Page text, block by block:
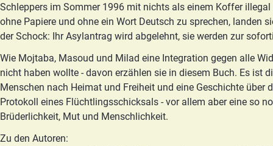
Schleppers im Sommer 1996 mit nichts als einem Koffer
ohne Papiere und ohne ein Wort Deutsch zu sprechen, landen
der Schock: Ihr Asylantrag wird abgelehnt, sie werden zur
Wie Mojtaba, Masoud und Milad eine Integration gegen alle
nicht haben wollte - davon erzählen sie in diesem Buch. Es ist
Menschen nach Heimat und Freiheit und eine Geschichte über
Protokoll eines Flüchtlingsschicksals - vor allem aber eine so
Brüderlichkeit, Mut und Menschlichkeit.
Zu den Autoren: